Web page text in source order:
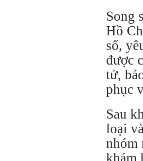
Song
Hồ
số,
được
tử,
phục
Sau
loại
nhóm